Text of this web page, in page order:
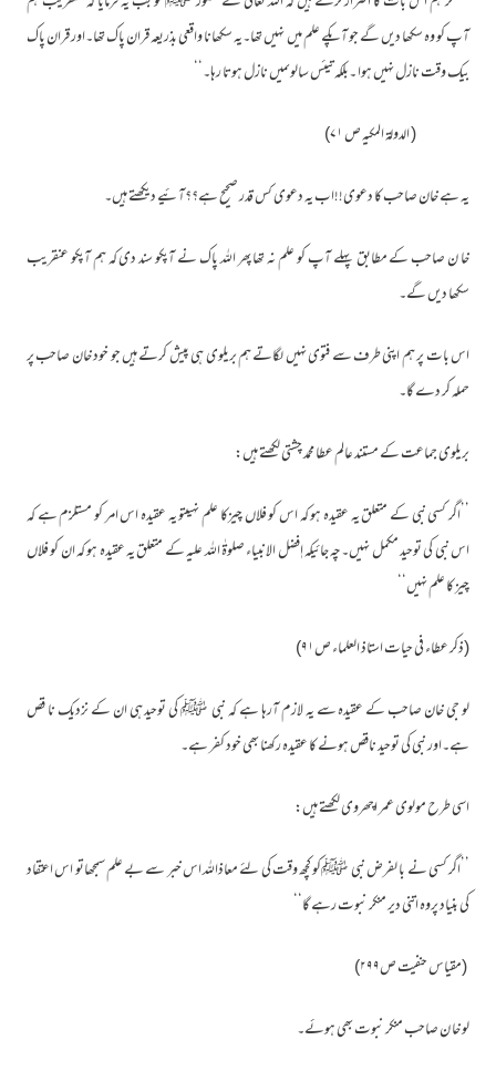
آپ کو وہ سکھا دیں گے جو آپکے علم میں نہیں تھا۔یہ سکھانا واقعی بذریعہ قران پاک تھا۔اور قران پاک
بیک وقت نازل نہیں ہوا ۔بلکہ تیئس سالوںمیں نازل ہوتا رہا۔‘‘
( الدولۃ المکیہ ص ۷۱)
یہ ہے خان صاحب کا دعوی!!اب یہ دعوی کس قدر صحیح ہے؟؟آئیے دیکھتے ہیں۔
خا ن صاحب کے مطابق پہلے آپ کو علم نہ تھا پھر اللہ پاک نے آپکو سند دی کہ ہم آپکو عنقریب
سکھا دیں گے۔
اس بات پر ہم اپنی طرف سے فتوی نہیں لگاتے ہم بریلوی ہی پیش کرتے ہیں جو خود خان صاحب پر
حملہ کر دے گا۔
بریلوی جماعت کے مستند عالم عطا محمد چشتی لکھتے ہیں:
’’اگر کسی نبی کے متعلق یہ عقیدہ ہو کہ اس کو فلاں چیزکا علم نہیںتو یہ عقیدہ اس امر کو مستلزم ہے کہ
اس نبی کی توحید مکمل نہیں۔چہ جائیکہ اٖفضل الانبیاء صلوۃٰ اللہ علیہ کے متعلق یہ عقیدہ ہو کہ ان کو فلاں
چیز کا علم نہیں‘‘
(ذکر عطاء فی حیات استاذ العلماء ص۹۱)
لو جی خان صاحب کے عقیدہ سے یہ لازم آرہا ہے کہ نبی ﷺ کی توحید ہی ان کے نزدیک نا قص
ہے۔اور نبی کی توحید ناقص ہونے کا عقیدہ رکھنا بھی خود کفر ہے۔
اسی طرح مولوی عمر اچھروی لکھتے ہیں:
’’اگر کسی نے با لفرض نبی ﷺکو کچھ وقت کی لئے معاذاللہ اس خبر سے بے علم سمجھاتو اس اعتقاد
کی بنیاد پروہ اتنی دیر منکر نبوت رہے گا‘‘
(مقیاس حنفیت ص۲۹۹)
لو خا ن صاحب منکر نبوت بھی ہوئے۔